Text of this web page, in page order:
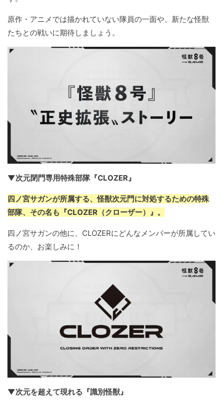
原作・アニメでは描かれていない隊員の一面や、新たな怪獣
たちとの戦いに期待しましょう。
▼次元閉門専用特殊部隊『CLOZER』
四ノ宮サガンが所属する、怪獣次元門に対処するための特殊
部隊、その名も『CLOZER（クローザー）』。
四ノ宮サガンの他に、CLOZERにどんなメンバーが所属してい
るのか、お楽しみに！
▼次元を超えて現れる『識別怪獣』